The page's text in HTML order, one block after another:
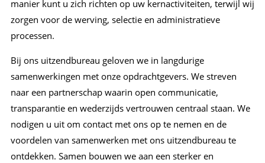
manier kunt u zich richten op uw kernactiviteiten, terwijl wij
zorgen voor de werving, selectie en administratieve
processen.
Bij ons uitzendbureau geloven we in langdurige
samenwerkingen met onze opdrachtgevers. We streven
naar een partnerschap waarin open communicatie,
transparantie en wederzijds vertrouwen centraal staan. We
nodigen u uit om contact met ons op te nemen en de
voordelen van samenwerken met ons uitzendbureau te
ontdekken. Samen bouwen we aan een sterker en